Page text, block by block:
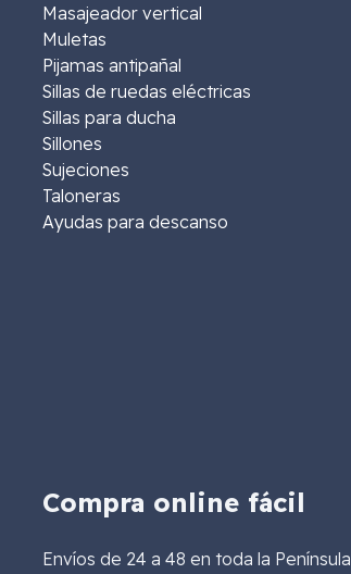
Masajeador vertical
Muletas
Pijamas antipañal
Sillas de ruedas eléctricas
Sillas para ducha
Sillones
Sujeciones
Taloneras
Ayudas para descanso
Compra online fácil
Envíos de 24 a 48 en toda la Península